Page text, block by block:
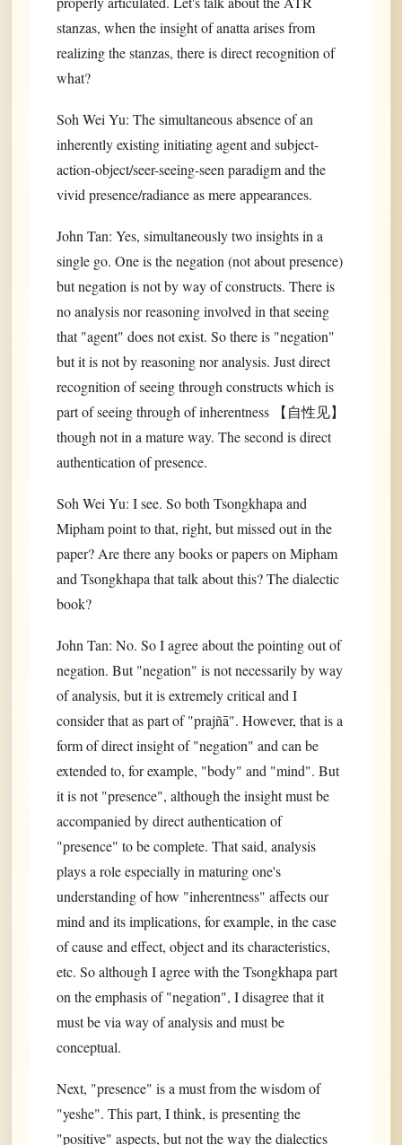
stanzas, when the insight of anatta arises from
realizing the stanzas, there is direct recognition of
what?
Soh Wei Yu: The simultaneous absence of an
inherently existing initiating agent and subject-
action-object/seer-seeing-seen paradigm and the
vivid presence/radiance as mere appearances.
John Tan: Yes, simultaneously two insights in a
single go. One is the negation (not about presence)
but negation is not by way of constructs. There is
no analysis nor reasoning involved in that seeing
that "agent" does not exist. So there is "negation"
but it is not by reasoning nor analysis. Just direct
recognition of seeing through constructs which is
part of seeing through of inherentness 【自性见】
though not in a mature way. The second is direct
authentication of presence.
Soh Wei Yu: I see. So both Tsongkhapa and
Mipham point to that, right, but missed out in the
paper? Are there any books or papers on Mipham
and Tsongkhapa that talk about this? The dialectic
book?
John Tan: No. So I agree about the pointing out of
negation. But "negation" is not necessarily by way
of analysis, but it is extremely critical and I
consider that as part of "prajñā". However, that is a
form of direct insight of "negation" and can be
extended to, for example, "body" and "mind". But
it is not "presence", although the insight must be
accompanied by direct authentication of
"presence" to be complete. That said, analysis
plays a role especially in maturing one's
understanding of how "inherentness" affects our
mind and its implications, for example, in the case
of cause and effect, object and its characteristics,
etc. So although I agree with the Tsongkhapa part
on the emphasis of "negation", I disagree that it
must be via way of analysis and must be
conceptual.
Next, "presence" is a must from the wisdom of
"yeshe". This part, I think, is presenting the
"positive" aspects, but not the way the dialectics